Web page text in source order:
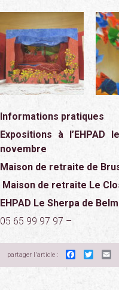
Informations pratiques
Expositions à l’EHPAD
novembre
Maison de retraite de
Maison de retraite Le
EHPAD Le Sherpa de
05 65 99 97 97 –
partager l'article : Facebook